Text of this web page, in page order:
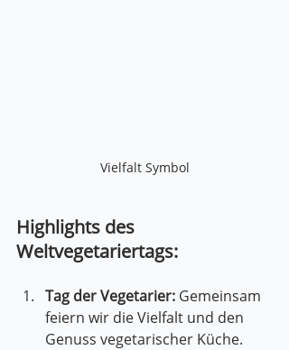
Vielfalt Symbol
Highlights des
Weltvegetariertags:
Tag der Vegetarier: Gemeinsam
feiern wir die Vielfalt und den
Genuss vegetarischer Küche.